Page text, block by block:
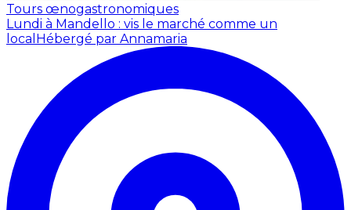
Tours œnogastronomiques
Lundi à Mandello : vis le marché comme un
local Hébergé par Annamaria